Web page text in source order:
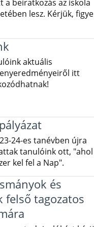
a beiratkozás az iskola
lesz. Kérjük,
aktuális
itt
24-es tanévben újra
tanulóink ott, "ahol
kel fel a Nap".
és
felső tagozatos